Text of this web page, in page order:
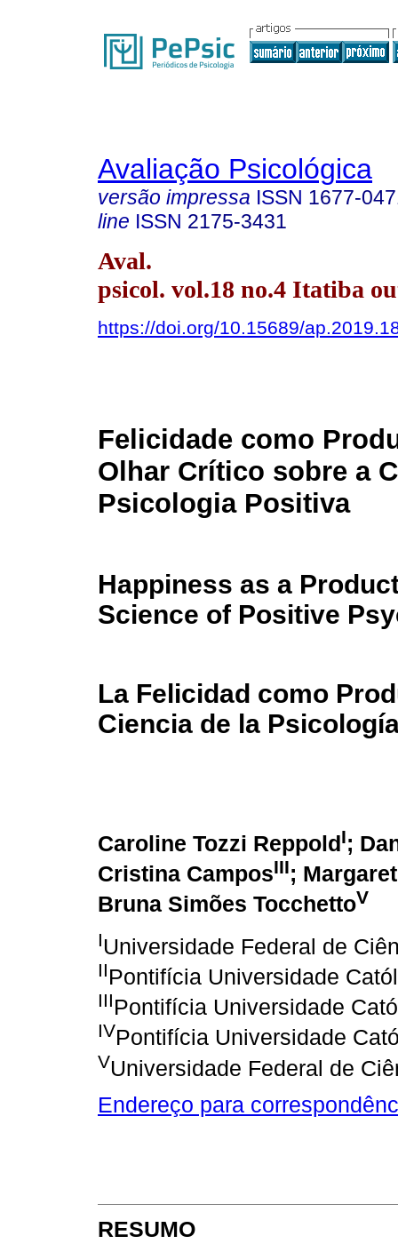
Avaliação Psicológica
versão impressa ISSN 1677-
line ISSN 2175-3431
Aval.
psicol. vol.18 no.4 Itatiba
https://doi.org/10.15689/
Felicidade como
Olhar Crítico sobre a
Psicologia Positiva
Happiness as a
Science of Positive
La Felicidad como
Ciencia de la
Caroline Tozzi Reppold I;
Cristina CamposIII;
Bruna Simões TocchettoV
IUniversidade Federal de
IIPontifícia Universidade
IIIPontifícia Universidade
IVPontifícia Universidade
VUniversidade Federal de
Endereço para
RESUMO